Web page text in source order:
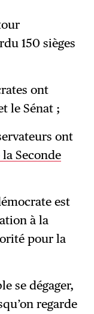
150 sièges
ont
le Sénat ;
ont
Seconde
est
à la
pour la
se dégager,
regarde